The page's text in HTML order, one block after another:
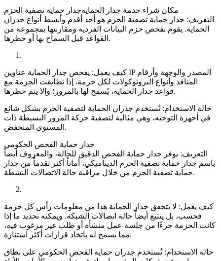
مكان شراء خدمة جدار الحمايةجدار حماية تصفية الحزم
التعريف: جدار حماية تصفية الحزم هو أحد أقدم وأبسط أنواع جدران
الحماية. يقوم بفحص حزم البيانات الفردية ومقارنتها بمجموعة من
القواعد قبل السماح بها أو حظرها.
كيف يعمل: يفحص جدار الحماية عناوين IP المصدر والوجهة وأرقام
المنافذ وأنواع البروتوكولات لكل حزمة. إذا تطابقت الحزمة مع
قواعد جدار الحماية، يُسمح لها بالمرور؛ وإلا يتم حظرها.
حالة الاستخدام: تُستخدم جدران الحماية لتصفية الحزم بشكل شائع
في أجهزة التوجيه، وهي مثالية لتصفية حركة المرور البسيطة ذات
المستوى المنخفض.
جدار حماية الفحص الحكومي
التعريف: يوفر جدار حماية الفحص الدقيق للحالة، والمعروف أيضاً
باسم جدار حماية تصفية الحزم الديناميكي، أماناً أكثر تقدماً من جدار
حماية تصفية الحزم من خلال مراقبة حالة الاتصالات النشطة.
كيف يعمل: لا يتحقق جدار الحماية هذا من معلومات رأس كل حزمة
فحسب، بل يتتبع أيضاً حالة اتصالات الشبكة. ويمكنه تحديد ما إذا
كانت الحزمة جزءًا من جلسة عمل منشأة أو طلب غير مرغوب فيه،
مما يسمح له باتخاذ قرارات أكثر استنارة.
حالة الاستخدام: تُستخدم جدران حماية الفحص الحكومي على نطاق